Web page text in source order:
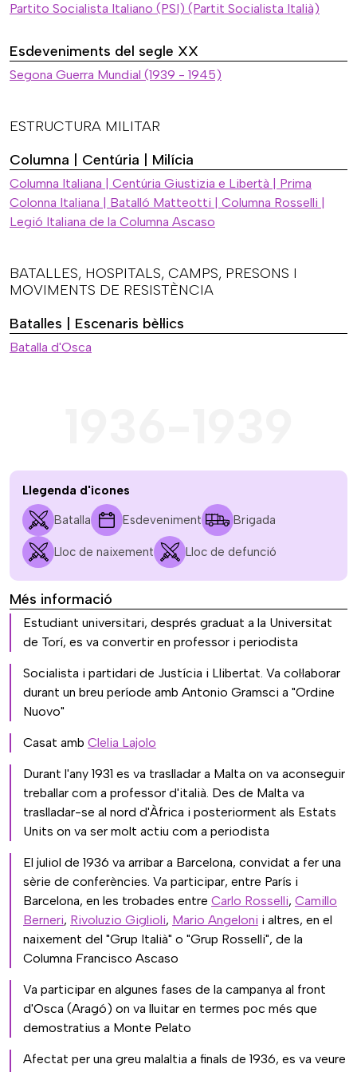
Partito Socialista Italiano (PSI) (Partit Socialista Italià)
Esdeveniments del segle XX
Segona Guerra Mundial (1939 - 1945)
ESTRUCTURA MILITAR
Columna | Centúria | Milícia
Columna Italiana | Centúria Giustizia e Libertà | Prima
Colonna Italiana | Batalló Matteotti | Columna Rosselli |
Legió Italiana de la Columna Ascaso
BATALLES, HOSPITALS, CAMPS, PRESONS I
MOVIMENTS DE RESISTÈNCIA
Batalles | Escenaris bèl·lics
Batalla d'Osca
Llegenda d'icones
Batalla Esdeveniment Brigada
Lloc de naixement Lloc de defunció
Més informació
Estudiant universitari, després graduat a la Universitat
de Torí, es va convertir en professor i periodista
Socialista i partidari de Justícia i Llibertat. Va col·laborar
durant un breu període amb Antonio Gramsci a "Ordine
Nuovo"
Casat amb Clelia Lajolo
Durant l'any 1931 es va traslladar a Malta on va aconseguir
treballar com a professor d'italià. Des de Malta va
traslladar-se al nord d'Àfrica i posteriorment als Estats
Units on va ser molt actiu com a periodista
El juliol de 1936 va arribar a Barcelona, ​​​​convidat a fer una
sèrie de conferències. Va participar, entre París i
Barcelona, ​​en les trobades entre Carlo Rosselli, Camillo
Berneri, Rivoluzio Giglioli, Mario Angeloni i altres, en el
naixement del "Grup Italià" o "Grup Rosselli", de la
Columna Francisco Ascaso
Va participar en algunes fases de la campanya al front
d'Osca (Aragó) on va lluitar en termes poc més que
demostratius a Monte Pelato
Afectat per una greu malaltia a finals de 1936, es va veure